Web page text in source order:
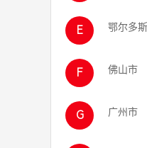
E 鄂尔多
F 佛山市
G 广州市